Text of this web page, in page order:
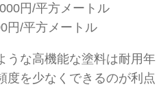
円/平方メートル
円/平方メートル
うな高機能な塗料は耐用年
度を少なくできるのが利点